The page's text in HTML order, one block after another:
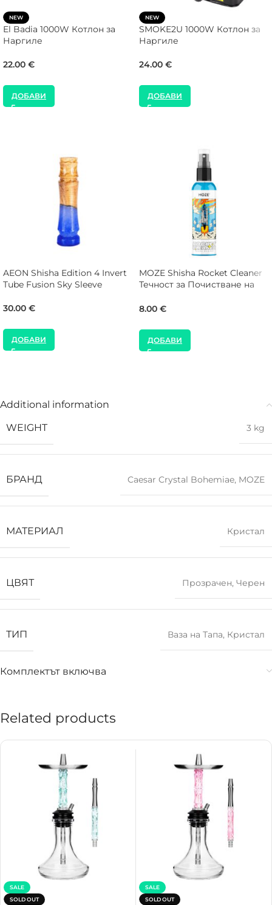
NEW
El Badia 1000W Котлон за
Наргиле
22.00 €
ДОБАВИ
NEW
SMOKE2U 1000W Котлон за
Наргиле
24.00 €
ДОБАВИ
AEON Shisha Edition 4 Invert
Tube Fusion Sky Sleeve
30.00 €
ДОБАВИ
MOZE Shisha Rocket Cleaner
Течност за Почистване на
8.00 €
ДОБАВИ
Additional information
WEIGHT
3 kg
БРАНД Caesar Crystal Bohemiae, MOZE
МАТЕРИАЛ Кристал
ЦВЯТ Прозрачен, Черен
ТИП Ваза на Тапа, Кристал
Комплектът включва
Related products
SALE
SOLD OUT
SALE
SOLD OUT